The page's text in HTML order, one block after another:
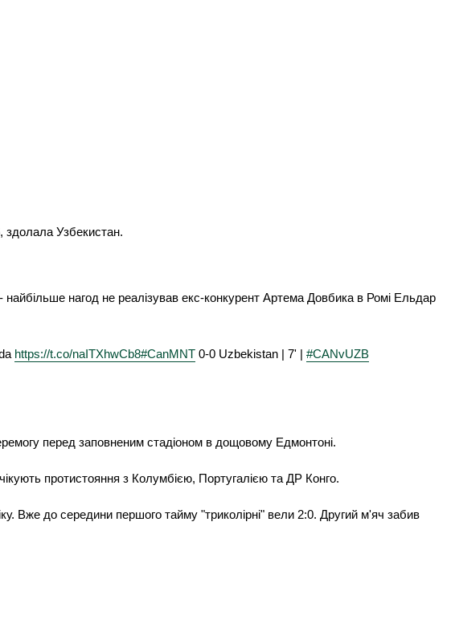
здолала Узбекистан.
нагод не реалізував екс-конкурент Артема Довбика в Ромі Ельдар
https://t.co/naITXhwCb8#CanMNT 0-0 Uzbekistan | 7' | #CANvUZB
перед заповненим стадіоном в дощовому Едмонтоні.
протистояння з Колумбією, Португалією та ДР Конго.
Вже до середини першого тайму "триколірні" вели 2:0. Другий м'яч забив